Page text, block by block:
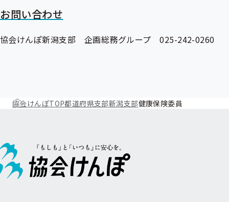
お問い合わせ
協会けんぽ新潟支部 企画総務グループ 025-242-0260
協会けんぽTOP都道府県支部新潟支部健康保険委員